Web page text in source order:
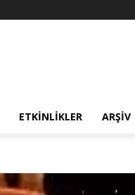
ETKINLIKLER ARŞIV